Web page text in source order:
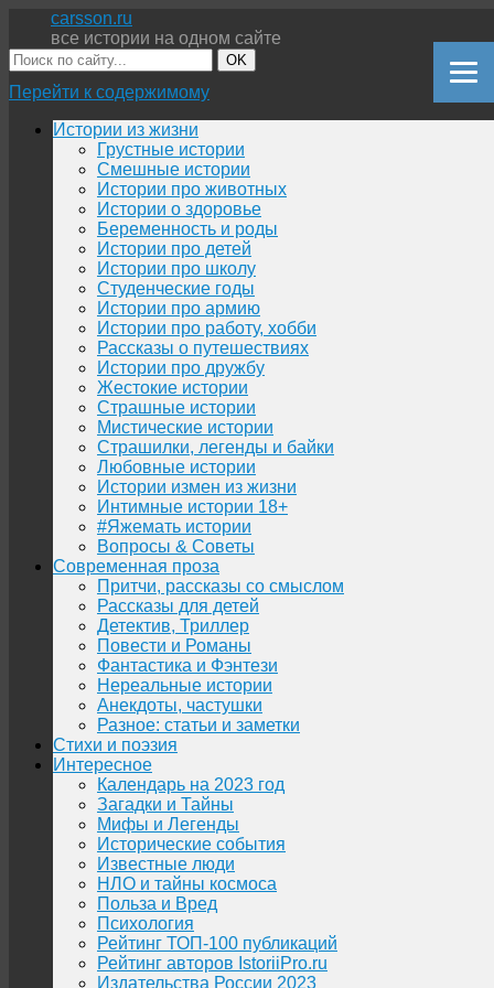
carsson.ru
все истории на одном сайте
OK
Перейти к содержимому
Истории из жизни
Грустные истории
Смешные истории
Истории про животных
Истории о здоровье
Беременность и роды
Истории про детей
Истории про школу
Студенческие годы
Истории про армию
Истории про работу, хобби
Рассказы о путешествиях
Истории про дружбу
Жестокие истории
Страшные истории
Мистические истории
Страшилки, легенды и байки
Любовные истории
Истории измен из жизни
Интимные истории 18+
#Яжемать истории
Вопросы & Советы
Современная проза
Притчи, рассказы со смыслом
Рассказы для детей
Детектив, Триллер
Повести и Романы
Фантастика и Фэнтези
Нереальные истории
Анекдоты, частушки
Разное: статьи и заметки
Стихи и поэзия
Интересное
Календарь на 2023 год
Загадки и Тайны
Мифы и Легенды
Исторические события
Известные люди
НЛО и тайны космоса
Польза и Вред
Психология
Рейтинг ТОП-100 публикаций
Рейтинг авторов IstoriiPro.ru
Издательства России 2023